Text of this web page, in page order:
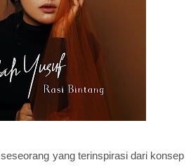
seseorang yang terinspirasi dari konsep